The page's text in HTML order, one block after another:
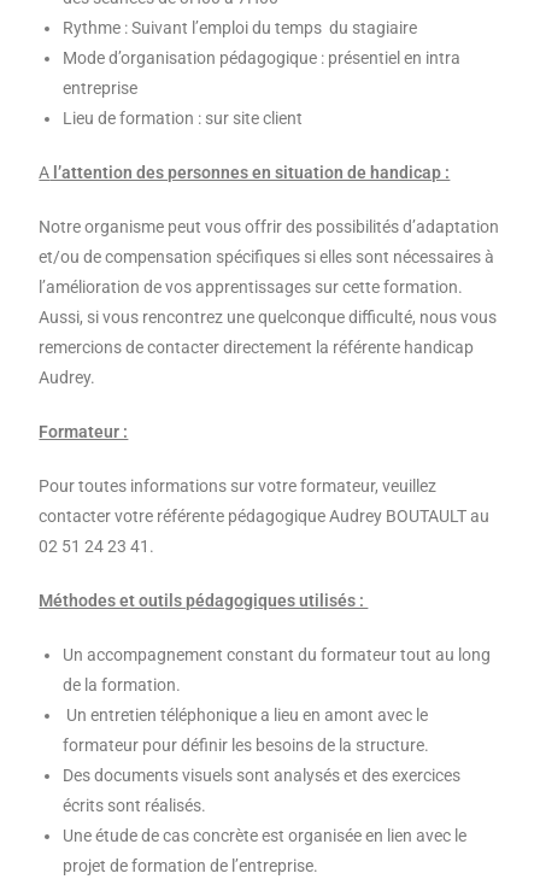
Rythme : Suivant l’emploi du temps du stagiaire
Mode d’organisation pédagogique : présentiel en intra
entreprise
Lieu de formation : sur site client
A l’attention des personnes en situation de handicap :
Notre organisme peut vous offrir des possibilités d’adaptation
et/ou de compensation spécifiques si elles sont nécessaires à
l’amélioration de vos apprentissages sur cette formation.
Aussi, si vous rencontrez une quelconque difficulté, nous vous
remercions de contacter directement la référente handicap
Audrey.
Formateur :
Pour toutes informations sur votre formateur, veuillez
contacter votre référente pédagogique Audrey BOUTAULT au
02 51 24 23 41.
Méthodes et outils pédagogiques utilisés :
Un accompagnement constant du formateur tout au long
de la formation.
Un entretien téléphonique a lieu en amont avec le
formateur pour définir les besoins de la structure.
Des documents visuels sont analysés et des exercices
écrits sont réalisés.
Une étude de cas concrète est organisée en lien avec le
projet de formation de l’entreprise.